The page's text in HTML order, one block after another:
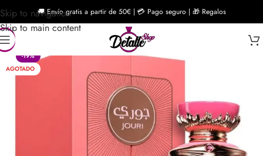
Skip to navigation
Skip to main content
🚚 Envío gratis a partir de 50€ | 💳 Pago seguro | 🎁 Regalos
-19%
AGOTADO